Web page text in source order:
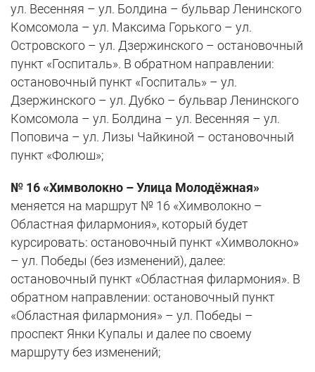
ул. Весенняя – ул. Болдина – бульвар Ленинского
Комсомола – ул. Максима Горького – ул.
Островского – ул. Дзержинского – остановочный
пункт «Госпиталь». В обратном направлении:
остановочный пункт «Госпиталь» – ул.
Дзержинского – ул. Дубко – бульвар Ленинского
Комсомола – ул. Болдина – ул. Весенняя – ул.
Поповича – ул. Лизы Чайкиной – остановочный
пункт «Фолюш»;
№ 16 «Химволокно – Улица Молодёжная»
меняется на маршрут № 16 «Химволокно –
Областная филармония», который будет
курсировать: остановочный пункт «Химволокно»
– ул. Победы (без изменений), далее:
остановочный пункт «Областная филармония». В
обратном направлении: остановочный пункт
«Областная филармония» – ул. Победы –
проспект Янки Купалы и далее по своему
маршруту без изменений;